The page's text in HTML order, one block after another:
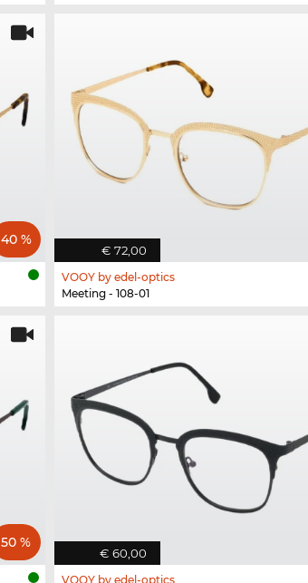
40 %
€ 72,00
VOOY by edel-optics
Meeting - 108-01
50 %
€ 60,00
VOOY by edel-optics